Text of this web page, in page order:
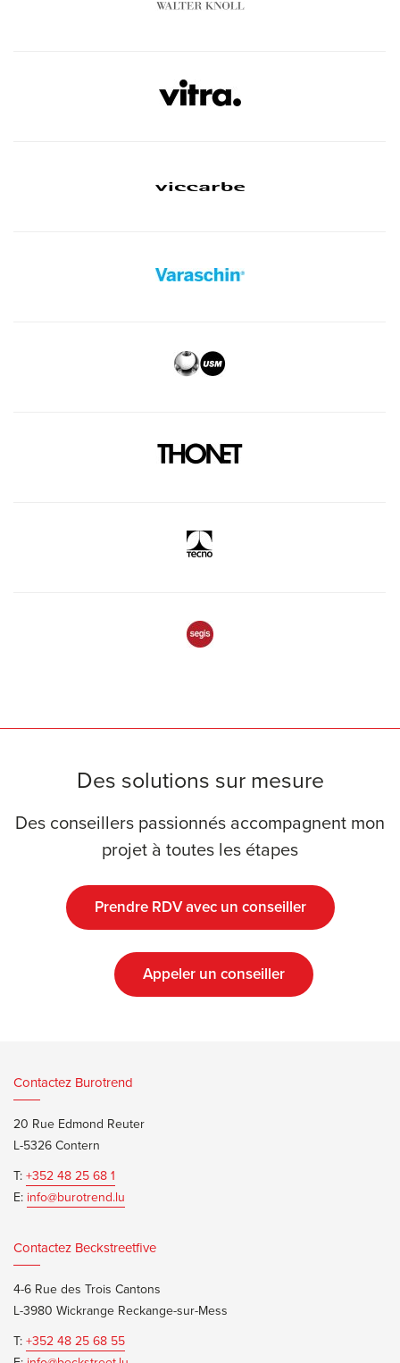
Des solutions sur mesure
Des conseillers passionnés accompagnent mon
projet à toutes les étapes
Prendre RDV avec un conseiller
Appeler un conseiller
Contactez Burotrend
20 Rue Edmond Reuter
L-5326 Contern
T:+352 48 25 68 1
E: info@burotrend.lu
Contactez Beckstreetfive
4-6 Rue des Trois Cantons
L-3980 Wickrange Reckange-sur-Mess
T:+352 48 25 68 55